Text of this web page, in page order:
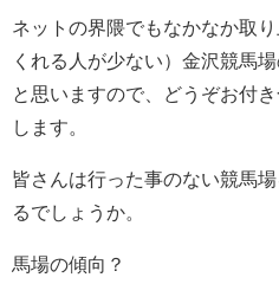
ネットの界隈でもなかなか取
くれる人が少ない）金沢競馬
と思いますので、どうぞお付
します。
皆さんは行った事のない競馬
るでしょうか。
馬場の傾向？